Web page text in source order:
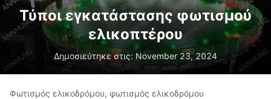
Τύποι εγκατάστασης φωτισμού
ελικοπτέρου
Δημοσιεύτηκε στις: November 23, 2024
Φωτισμός ελικοδρόμου, φωτισμός ελικοδρόμου